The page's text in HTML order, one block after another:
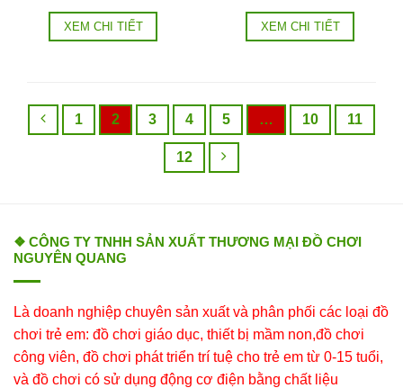
XEM CHI TIẾT XEM CHI TIẾT
1 2 3 4 5 … 10 11
12
❖ CÔNG TY TNHH SẢN XUẤT THƯƠNG MẠI ĐỒ CHƠI
NGUYÊN QUANG
Là doanh nghiệp chuyên sản xuất và phân phối các loại đồ
chơi trẻ em: đồ chơi giáo dục, thiết bị mầm non,đồ chơi
công viên, đồ chơi phát triển trí tuệ cho trẻ em từ 0-15 tuổi,
và đồ chơi có sử dụng động cơ điện bằng chất liệu